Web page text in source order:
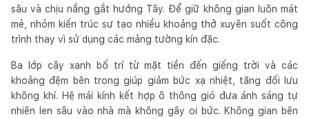
sâu và chịu nắng gắt hướng Tây. Để giữ không gian luôn mát
mẻ, nhóm kiến trúc sư tạo nhiều khoảng thở xuyên suốt công
trình thay vì sử dụng các mảng tường kín đặc.
Ba lớp cây xanh bố trí từ mặt tiền đến giếng trời và các
khoảng đệm bên trong giúp giảm bức xạ nhiệt, tăng đối lưu
không khí. Hệ mái kính kết hợp ô thông gió đưa ánh sáng tự
nhiên len sâu vào nhà mà không gây oi bức. Không gian bên